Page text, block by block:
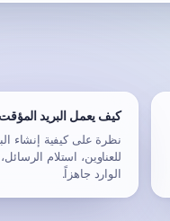
كيف يعمل البريد
نظرة على كيفية إنشاء
للعناوين، استلام
الوارد جاهزاً.